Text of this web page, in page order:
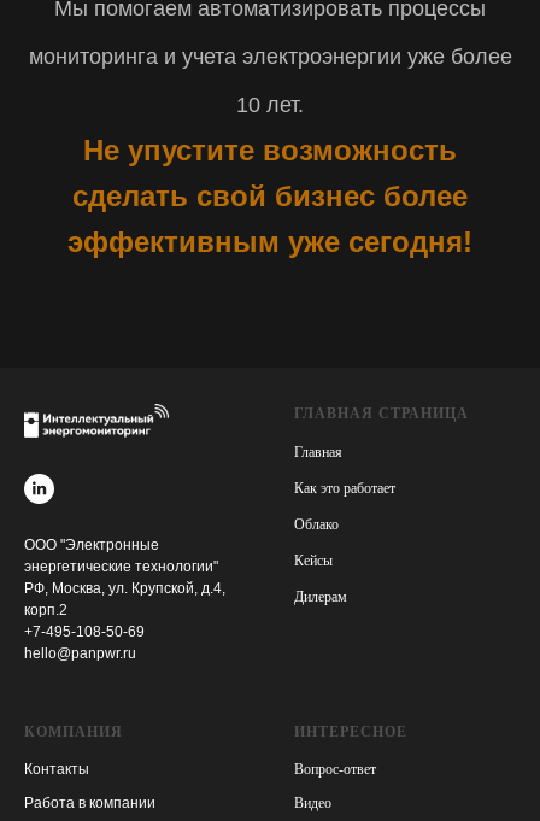
Мы помогаем автоматизировать процессы
мониторинга и учета электроэнергии уже более
10 лет.
Не упустите возможность
сделать свой бизнес более
эффективным уже сегодня!
ООО "Электронные
энергетические технологии"
РФ, Москва, ул. Крупской, д.4,
корп.2
+7-495-108-50-69
hello@panpwr.ru
ГЛАВНАЯ СТРАНИЦА
Главная
Как это работает
Облако
Кейсы
Дилерам
КОМПАНИЯ
Контакты
Работа в компании
ИНТЕРЕСНОЕ
Вопрос-ответ
Видео